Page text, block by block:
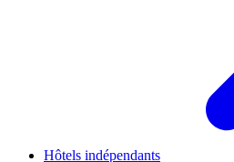
Hôtels indépendants